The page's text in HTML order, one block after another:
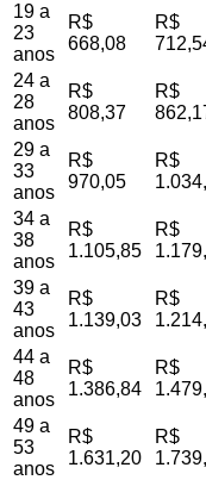
19 a
23
anos
R$
668,08
R$
24 a
28
anos
R$
808,37
R$
29 a
33
anos
R$
970,05
R$
34 a
38
anos
R$
1.105,85
R$
39 a
43
anos
R$
1.139,03
R$
44 a
48
anos
R$
1.386,84
R$
49 a
53
anos
R$
1.631,20
R$